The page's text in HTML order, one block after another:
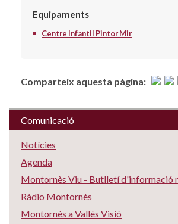
Equipaments
Centre Infantil Pintor Mir
Comparteix aquesta pàgina:
Comunicació
Notícies
Agenda
Montornès Viu - Butlletí d'informació
Ràdio Montornès
Montornès a Vallès Visió